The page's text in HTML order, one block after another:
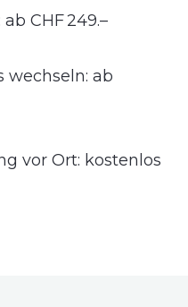
CHF 249.–
wechseln: ab
vor Ort: kostenlos